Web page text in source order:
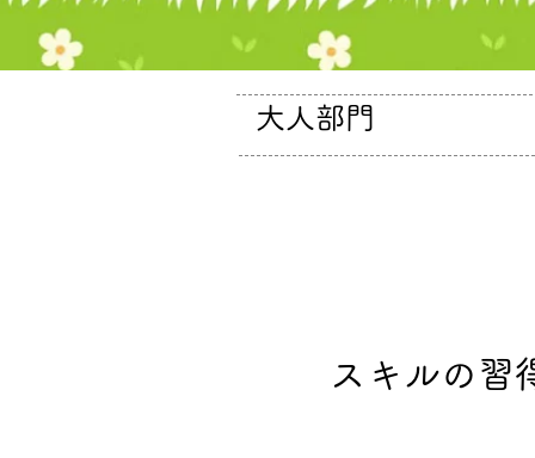
​大人部門
スキルの習